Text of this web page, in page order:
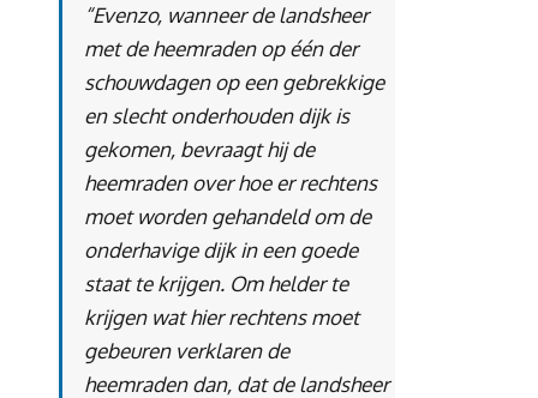
“Evenzo, wanneer de landsheer
met de heemraden op één der
schouwdagen op een gebrekkige
en slecht onderhouden dijk is
gekomen, bevraagt hij de
heemraden over hoe er rechtens
moet worden gehandeld om de
onderhavige dijk in een goede
staat te krijgen. Om helder te
krijgen wat hier rechtens moet
gebeuren verklaren de
heemraden dan, dat de landsheer